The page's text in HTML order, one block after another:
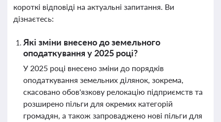
короткі відповіді на актуальні запитання. Ви
дізнаєтесь:
Які зміни внесено до земельного
оподаткування у 2025 році?
У 2025 році внесено зміни до порядків
оподаткування земельних ділянок, зокрема,
скасовано обов'язкову релокацію підприємств та
розширено пільги для окремих категорій
громадян, а також запроваджено нові пільги для